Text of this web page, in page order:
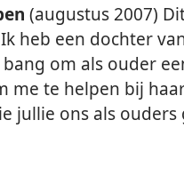
(augustus 2007)
heb een dochter
om als ouder
me te helpen bij
jullie ons als ouders